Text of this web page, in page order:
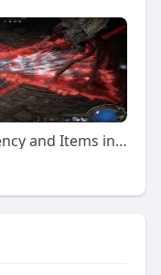
Ultimate Guide to Buying Currency and Items in Poe 2: Tips to Maximize Your Gameplay